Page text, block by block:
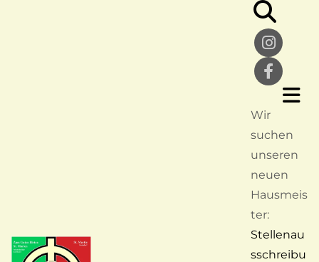
Wir
suchen
unseren
neuen
Hausmeis
ter:
Stellenau
sschreibu